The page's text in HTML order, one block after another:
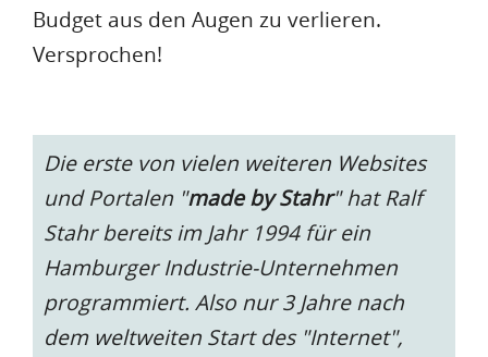
Budget aus den Augen zu verlieren.
Versprochen!
Die erste von vielen weiteren Websites
und Portalen "made by Stahr" hat Ralf
Stahr bereits im Jahr 1994 für ein
Hamburger Industrie-Unternehmen
programmiert. Also nur 3 Jahre nach
dem weltweiten Start des "Internet",